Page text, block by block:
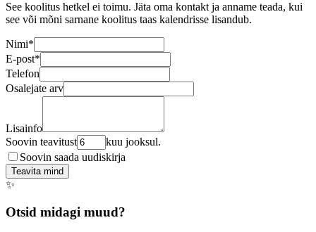
See koolitus hetkel ei toimu. Jäta oma kontakt ja anname teada, kui
see või mõni sarnane koolitus taas kalendrisse lisandub.
Nimi*
E-post*
Telefon
Osalejate arv
Lisainfo
Soovin teavitust
kuu jooksul.
Soovin saada uudiskirja
Teavita mind
✨
Otsid midagi muud?